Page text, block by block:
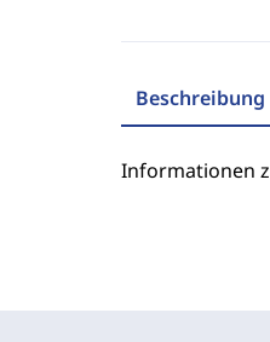
Beschreibung
Informationen